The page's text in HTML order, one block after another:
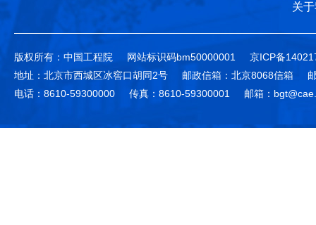
关
版权所有：中国工程院 网站标识码bm50000001
京ICP备
地址：北京市西城区冰窖口胡同2号
邮政信箱：北京8068信箱
电话：8610-59300000
传真：8610-59300001 邮箱：